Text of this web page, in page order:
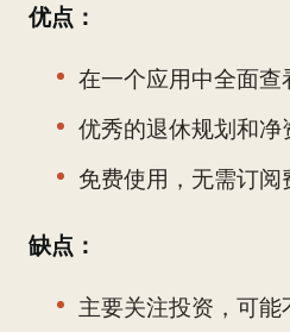
优点：
在一个应用中全面查
优秀的退休规划和净
免费使用，无需订阅
缺点：
主要关注投资，可